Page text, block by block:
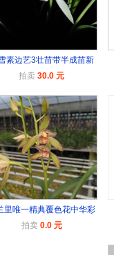
素边艺3壮苗带半成苗新
拍卖 30.0 元
里唯一精典覆色花中华彩
拍卖 0.0 元